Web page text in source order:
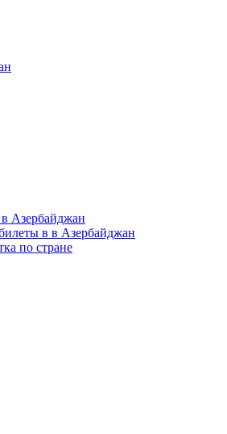
Азербайджан
в в Азербайджан
по стране